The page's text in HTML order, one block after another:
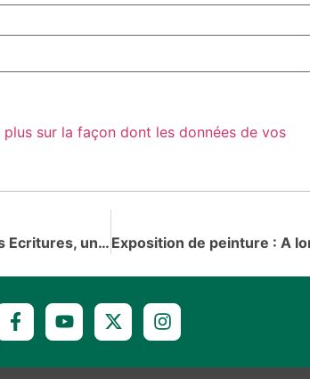
plus sur la façon dont les données de vos
A la Rencontre de Jean Kantchébé, président d’ Escale des Ecritures, un réseau d’auteurs de théâtre qui fonctionne jusqu’au-delà des frontières togolaises